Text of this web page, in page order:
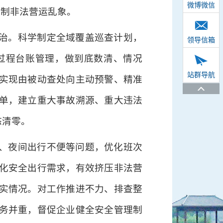
微博微信
领导信箱
站群导航
非法营运乱象。
科学制定全域覆盖巡查计划，
程台账管理，做到底数清、情况
现由被动查处向主动预警、精准
，建立重大事故溯源、重大违法
零。
夜间出行不便等问题，优化班次
安全出行需求，有效挤压非法营
情况。对工作推进不力、排查整
并重，督促企业健全安全管理制